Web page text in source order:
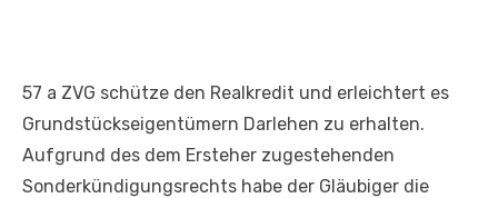
57 a ZVG schütze den Realkredit und erleichtert es
Grundstückseigentümern Darlehen zu erhalten.
Aufgrund des dem Ersteher zugestehenden
Sonderkündigungsrechts habe der Gläubiger die